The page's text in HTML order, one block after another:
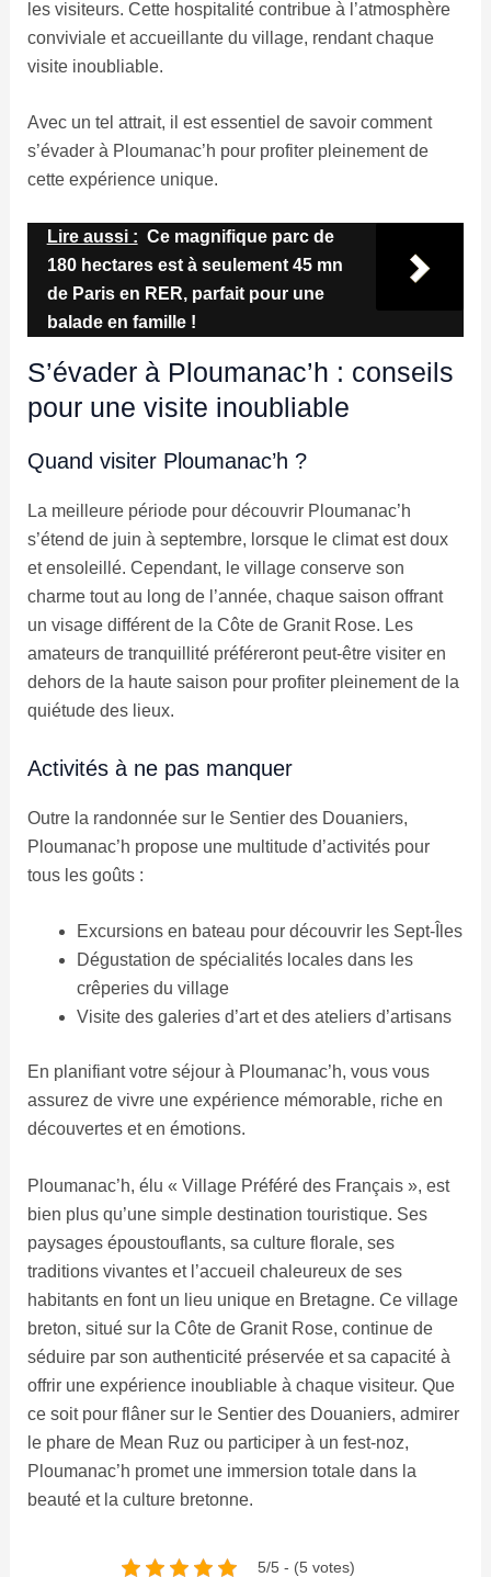
les visiteurs. Cette hospitalité contribue à l’atmosphère
conviviale et accueillante du village, rendant chaque
visite inoubliable.
Avec un tel attrait, il est essentiel de savoir comment
s’évader à Ploumanac’h pour profiter pleinement de
cette expérience unique.
Lire aussi : Ce magnifique parc de
180 hectares est à seulement 45 mn
de Paris en RER, parfait pour une
balade en famille !
S’évader à Ploumanac’h : conseils
pour une visite inoubliable
Quand visiter Ploumanac’h ?
La meilleure période pour découvrir Ploumanac’h
s’étend de juin à septembre, lorsque le climat est doux
et ensoleillé. Cependant, le village conserve son
charme tout au long de l’année, chaque saison offrant
un visage différent de la Côte de Granit Rose. Les
amateurs de tranquillité préféreront peut-être visiter en
dehors de la haute saison pour profiter pleinement de la
quiétude des lieux.
Activités à ne pas manquer
Outre la randonnée sur le Sentier des Douaniers,
Ploumanac’h propose une multitude d’activités pour
tous les goûts :
Excursions en bateau pour découvrir les Sept-Îles
Dégustation de spécialités locales dans les
crêperies du village
Visite des galeries d’art et des ateliers d’artisans
En planifiant votre séjour à Ploumanac’h, vous vous
assurez de vivre une expérience mémorable, riche en
découvertes et en émotions.
Ploumanac’h, élu « Village Préféré des Français », est
bien plus qu’une simple destination touristique. Ses
paysages époustouflants, sa culture florale, ses
traditions vivantes et l’accueil chaleureux de ses
habitants en font un lieu unique en Bretagne. Ce village
breton, situé sur la Côte de Granit Rose, continue de
séduire par son authenticité préservée et sa capacité à
offrir une expérience inoubliable à chaque visiteur. Que
ce soit pour flâner sur le Sentier des Douaniers, admirer
le phare de Mean Ruz ou participer à un fest-noz,
Ploumanac’h promet une immersion totale dans la
beauté et la culture bretonne.
5/5 - (5 votes)